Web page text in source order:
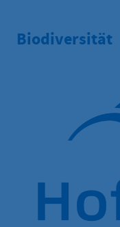
Biodiversität